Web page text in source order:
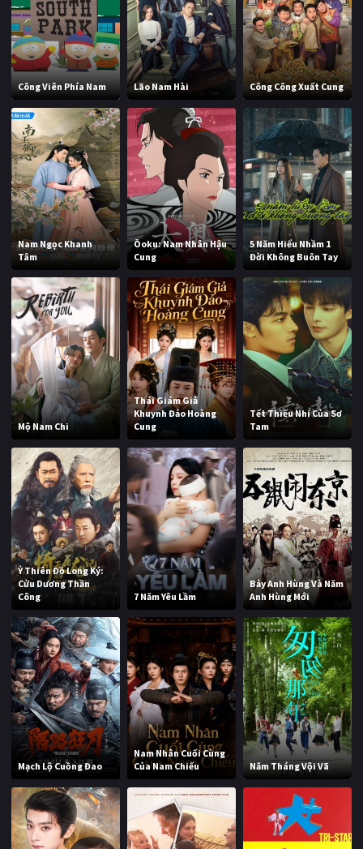
Công Viên Phía Nam Lão Nam Hài Công Công Xuất Cung
Nam Ngọc Khanh
Tâm
Ōoku: Nam Nhân Hậu
Cung
5 Năm Hiểu Nhầm 1
Đời Không Buôn Tay
Mộ Nam Chi
Thái Giám Giả
Khuynh Đảo Hoàng
Cung
Tết Thiếu Nhi Của Sơ
Tam
Ỷ Thiên Đồ Long Ký:
Cửu Dương Thần
Công
7 Năm Yêu Lầm
Bảy Anh Hùng Và Năm
Anh Hùng Mới
Mạch Lộ Cuồng Đao
Nam Nhân Cuối Cùng
Của Nam Chiếu
Năm Tháng Vội Vã